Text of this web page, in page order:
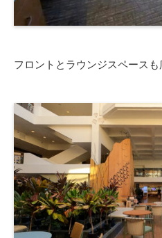
フロントとラウンジスペース